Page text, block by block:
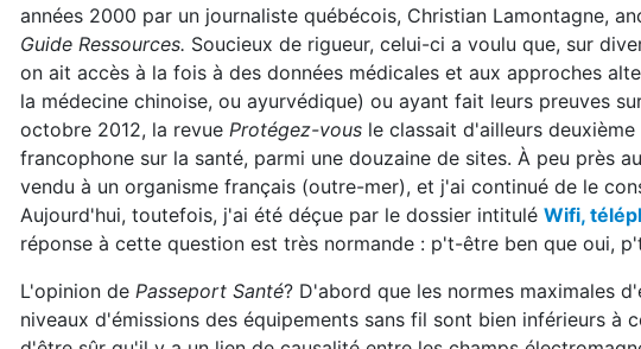
années 2000 par un journaliste québécois, Christian Lamontagne,
Guide Ressources. Soucieux de rigueur, celui-ci a voulu que, sur
on ait accès à la fois à des données médicales et aux approches
la médecine chinoise, ou ayurvédique) ou ayant fait leurs preuves
octobre 2012, la revue Protégez-vous le classait d'ailleurs
francophone sur la santé, parmi une douzaine de sites. À peu près
vendu à un organisme français (outre-mer), et j'ai continué de le
Aujourd'hui, toutefois, j'ai été déçue par le dossier intitulé Wifi,
réponse à cette question est très normande : p't-être ben que oui,
L'opinion de Passeport Santé? D'abord que les normes maximales
niveaux d'émissions des équipements sans fil sont bien inférieurs